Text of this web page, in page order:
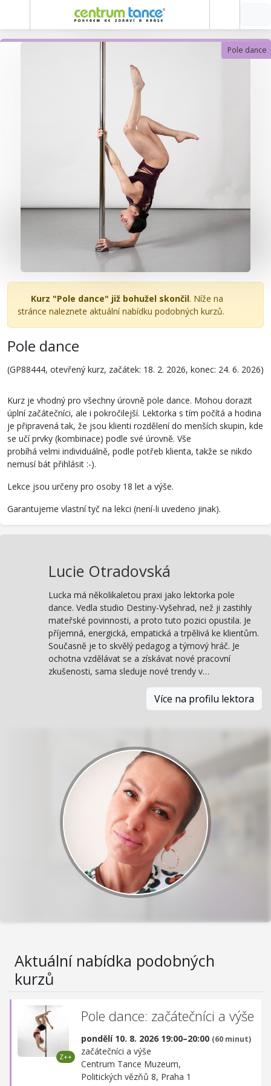
Pole dance
Kurz "Pole dance" již bohužel skončil. Níže na
stránce naleznete aktuální nabídku podobných kurzů.
Pole dance
(GP88444, otevřený kurz, začátek: 18. 2. 2026, konec: 24. 6. 2026)
Kurz je vhodný pro všechny úrovně pole dance. Mohou dorazit
úplní začátečníci, ale i pokročilejší. Lektorka s tím počítá a hodina
je připravená tak, že jsou klienti rozdělení do menších skupin, kde
se učí prvky (kombinace) podle své úrovně. Vše
probíhá velmi individuálně, podle potřeb klienta, takže se nikdo
nemusí bát přihlásit :-).
Lekce jsou určeny pro osoby 18 let a výše.
Garantujeme vlastní tyč na lekci (není-li uvedeno jinak).
Lucie Otradovská
Lucka má několikaletou praxi jako lektorka pole
dance. Vedla studio Destiny-Vyšehrad, než ji zastihly
mateřské povinnosti, a proto tuto pozici opustila. Je
příjemná, energická, empatická a trpělivá ke klientům.
Současně je to skvělý pedagog a týmový hráč. Je
ochotna vzdělávat se a získávat nové pracovní
zkušenosti, sama sleduje nové trendy v…
Více na profilu lektora
Aktuální nabídka podobných
kurzů
Pole dance: začátečníci a výše
pondělí 10. 8. 2026 19:00–20:00 (60 minut)
začátečníci a výše
Centrum Tance Muzeum,
Politických vězňů 8, Praha 1